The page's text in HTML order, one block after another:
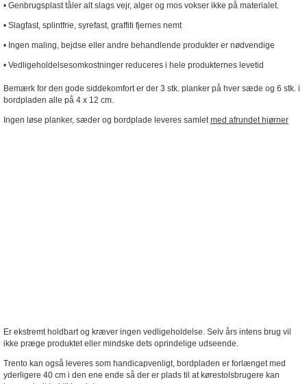
• Genbrugsplast tåler alt slags vejr, alger og mos vokser ikke på materialet.
• Slagfast, splintfrie, syrefast, graffiti fjernes nemt
• Ingen maling, bejdse eller andre behandlende produkter er nødvendige
• Vedligeholdelsesomkostninger reduceres i hele produkternes levetid
Bemærk for den gode siddekomfort er der 3 stk. planker på hver sæde og 6 stk. i
bordpladen alle på 4 x 12 cm.
Ingen løse planker, sæder og bordplade leveres samletmed afrundet hjørner
Er ekstremt holdbart og kræver ingen vedligeholdelse. Selv års intens brug vil
ikke præge produktet eller mindske dets oprindelige udseende.
Trento kan også leveres som handicapvenligt, bordpladen er forlænget med
yderligere 40 cm i den ene ende så der er plads til at kørestolsbrugere kan